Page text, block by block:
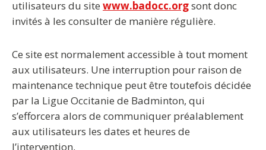
utilisateurs du site www.badocc.orgsont donc
invités à les consulter de manière régulière.
Ce site est normalement accessible à tout moment
aux utilisateurs. Une interruption pour raison de
maintenance technique peut être toutefois décidée
par la Ligue Occitanie de Badminton, qui
s’efforcera alors de communiquer préalablement
aux utilisateurs les dates et heures de
l’intervention.